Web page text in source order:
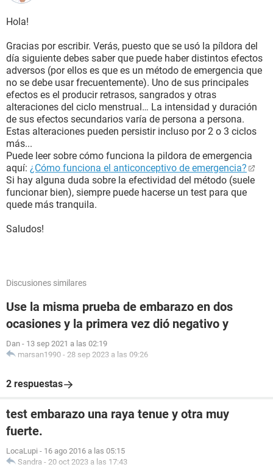
Hola!
Gracias por escribir. Verás, puesto que se usó la píldora del
día siguiente debes saber que puede haber distintos efectos
adversos (por ellos es que es un método de emergencia que
no se debe usar frecuentemente). Uno de sus principales
efectos es el producir retrasos, sangrados y otras
alteraciones del ciclo menstrual… La intensidad y duración
de sus efectos secundarios varía de persona a persona.
Estas alteraciones pueden persistir incluso por 2 o 3 ciclos
más...
Puede leer sobre cómo funciona la pildora de emergencia
aquí: ¿Cómo funciona el anticonceptivo de emergencia?
Si hay alguna duda sobre la efectividad del método (suele
funcionar bien), siempre puede hacerse un test para que
quede más tranquila.
Saludos!
Discusiones similares
Use la misma prueba de embarazo en dos
ocasiones y la primera vez dió negativo y
Dan - 13 sep 2021 a las 02:19
marsan1990 - 28 sep 2023 a las 09:26
2 respuestas
test embarazo una raya tenue y otra muy
fuerte.
LocaLupi - 16 ago 2016 a las 05:15
Sandra - 20 oct 2023 a las 17:43